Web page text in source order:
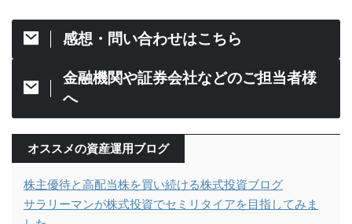
感想・問い合わせはこちら
金融機関や証券会社などのご担当者様
へ
オススメの資産運用ブログ
株主優待と高配当株を買い続ける株式投資ブログ
サラリーマンが株式投資でセミリタイアを目指してみま